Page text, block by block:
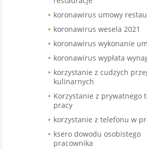
koronawirus umowy
koronawirus wesela 2021
koronawirus wykonanie
koronawirus wypłata
korzystanie z cudzych
kulinarnych
Korzystanie z prywatnego
pracy
korzystanie z telefonu w
ksero dowodu osobistego
pracownika